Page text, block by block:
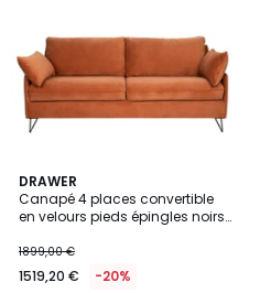
DRAWER
Canapé 4 places convertible
en velours pieds épingles noirs-
1899,00 €
1519,20 € -20%
2
Couleurs